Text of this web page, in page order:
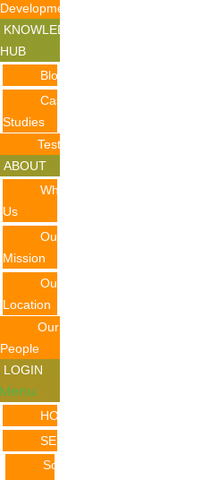
Development
KNOWLEDGE
HUB
Blogs
Case
Studies
Testimonials
ABOUT
Why
Us
Our
Mission
Our
Location
Our
People
LOGIN
Menu
HOME
SERVICES
Software